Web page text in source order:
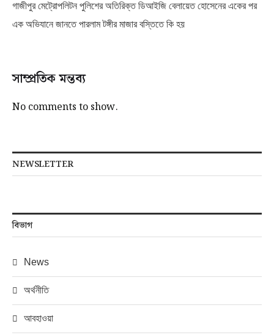
গাজীপুর মেট্রোপলিটন পুলিশের অতিরিক্ত ডিআইজি বেলায়েত হোসেনের একের পর
এক অভিযানে জানতে পারলাম টঙ্গীর মাজার বস্তিতে কি হয়
সাম্প্রতিক মন্তব্য
No comments to show.
NEWSLETTER
বিভাগ
News
অর্থনীতি
আবহাওয়া